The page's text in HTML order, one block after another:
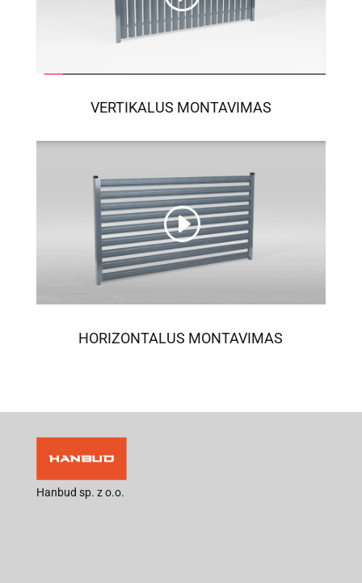
VERTIKALUS MONTAVIMAS
HORIZONTALUS MONTAVIMAS
Hanbud sp. z o.o.